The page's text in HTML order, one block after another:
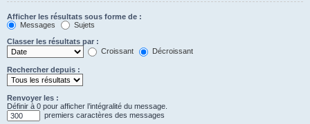
Afficher les résultats sous forme de :
Messages
Sujets
Classer les résultats par :
Croissant
Décroissant
Rechercher depuis :
Renvoyer les :
Définir à 0 pour afficher l’intégralité du message.
premiers caractères des messages